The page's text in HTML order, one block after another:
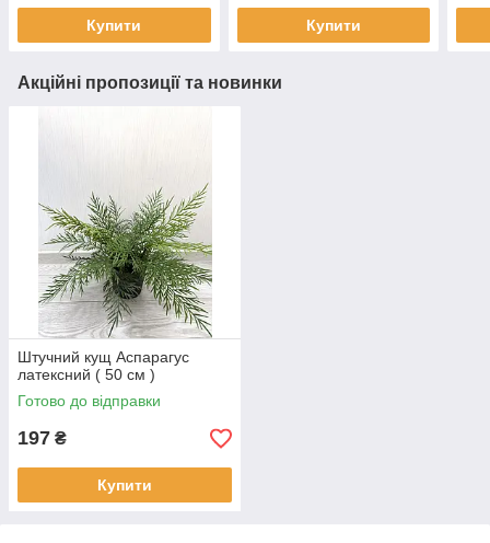
Купити Купити
Акційні пропозиції та новинки
Штучний кущ Аспарагус
латексний ( 50 см )
Готово до відправки
197 ₴
Купити